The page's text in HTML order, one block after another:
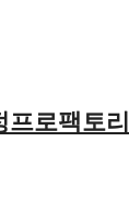
프로팩토리